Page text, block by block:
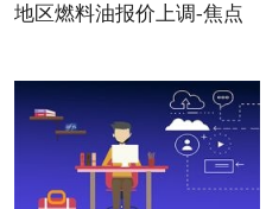
地区燃料油报价上调-焦点